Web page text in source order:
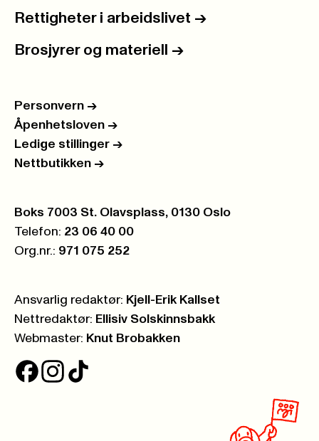
Rettigheter i arbeidslivet ->
Brosjyrer og materiell ->
Personvern ->
Åpenhetsloven ->
Ledige stillinger ->
Nettbutikken ->
Postboks:
Boks 7003 St. Olavsplass, 0130 Oslo
Telefon: 23 06 40 00
Org.nr.: 971 075 252
Ansvarlig redaktør: Kjell-Erik Kallset
Nettredaktør: Ellisiv Solskinnsbakk
Webmaster: Knut Brobakken